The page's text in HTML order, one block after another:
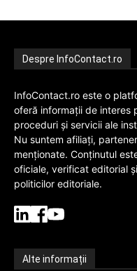
Despre InfoContact.ro
InfoContact.ro este o
oferă informații de interes
proceduri și servicii ale
Nu suntem afiliați,
menționate. Conținutul
oficiale, verificat editorial
politicilor editoriale.
Alte informații